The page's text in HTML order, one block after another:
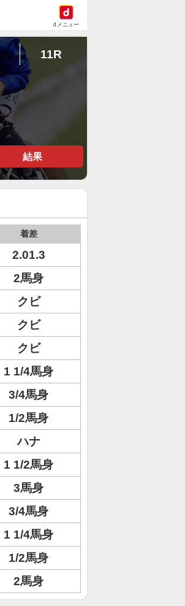
dメニュー
11R
結果
着差
2.01.3
2馬身
クビ
クビ
クビ
1 1/4馬身
3/4馬身
1/2馬身
ハナ
1 1/2馬身
3馬身
3/4馬身
1 1/4馬身
1/2馬身
2馬身